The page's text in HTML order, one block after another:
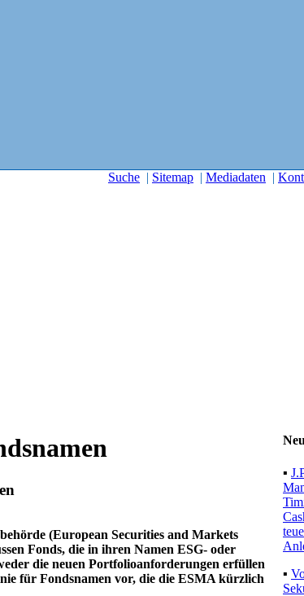
Suche | Sitemap | Mediadaten |
(European Securities and Markets
Fonds, die in ihren Namen ESG- oder
die neuen Portfolioanforderungen erfüllen
für Fondsnamen vor, die die ESMA kürzlich
▪
▪